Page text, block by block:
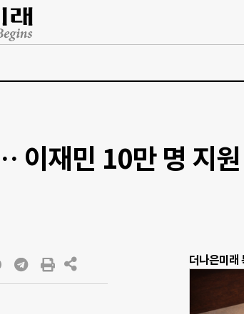
이재민 10만 명 지
더나은미래